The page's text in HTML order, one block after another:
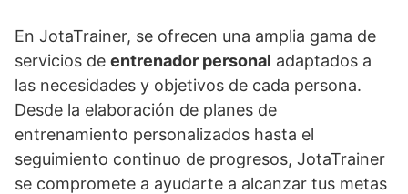
En JotaTrainer, se ofrecen una amplia gama de
servicios de entrenador personal adaptados a
las necesidades y objetivos de cada persona.
Desde la elaboración de planes de
entrenamiento personalizados hasta el
seguimiento continuo de progresos, JotaTrainer
se compromete a ayudarte a alcanzar tus metas